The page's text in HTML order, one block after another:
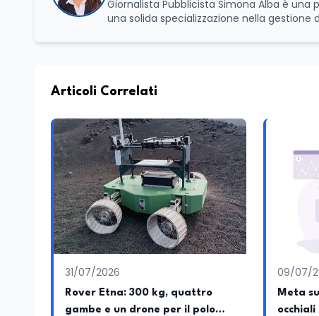
Giornalista Pubblicista Simona Alba è una professionista dell’editoria, giornalista ed esperta in comunicazione con
una solida specializzazione nella
l’Università La Sapienza, dove ha
attività professionale, coniuga il rigore
accessibile per lo sviluppo dello spirito
redazioni giornalistiche, distinguendosi
sociale e organizzativo.
Articoli Correlati
31/07/2026
Rover Etna: 300 kg, quattro
gambe e un drone per il polo
09/07/
Meta